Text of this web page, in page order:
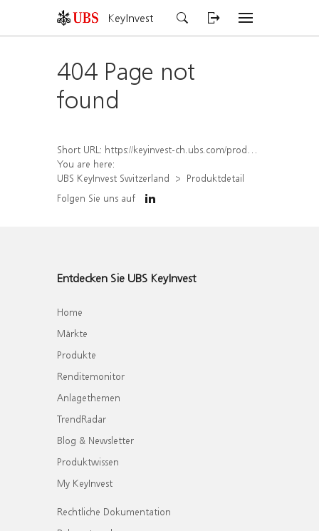
KeyInvest
404 Page not
found
Short URL: https://keyinvest-ch.ubs.com/produkt/detail/index/isin/CH1578394400
You are here:
UBS KeyInvest Switzerland
Produktdetail
Folgen Sie uns auf
Entdecken Sie UBS KeyInvest
Home
Märkte
Produkte
Renditemonitor
Anlagethemen
TrendRadar
Blog & Newsletter
Produktwissen
My KeyInvest
Rechtliche Dokumentation